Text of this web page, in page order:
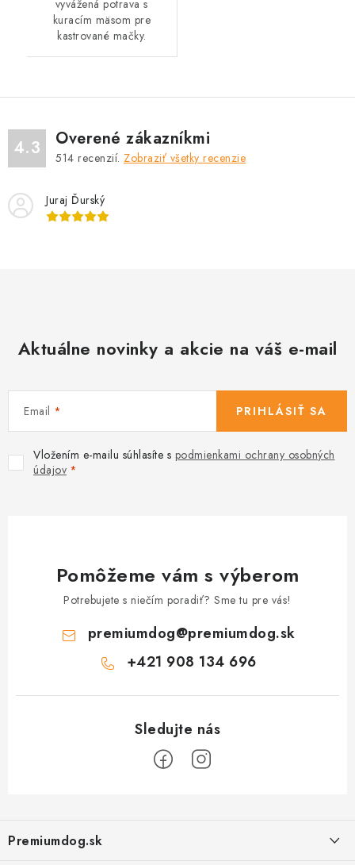
vyvážená potrava s
kuracím mäsom pre
kastrované mačky.
4.3 Overené zákazníkmi
514 recenzií. Zobraziť všetky recenzie
Juraj Ďurský
Aktuálne novinky a akcie na váš e-mail
Email
Vložením e-mailu súhlasíte s podmienkami ochrany osobných
údajov
PRIHLÁSIŤ SA
Pomôžeme vám s výberom
Potrebujete s niečím poradiť? Sme tu pre vás!
premiumdog@premiumdog.sk
+421 908 134 696
pPremiumdog.sk